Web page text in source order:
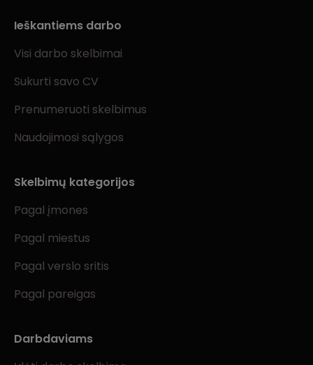
Ieškantiems darbo
Visi darbo skelbimai
Sukurti savo CV
Prenumeruoti skelbimus
Naudojimosi sąlygos
Skelbimų kategorijos
Pagal įmones
Pagal miestus
Pagal verslo sritis
Pagal pareigas
Darbdaviams